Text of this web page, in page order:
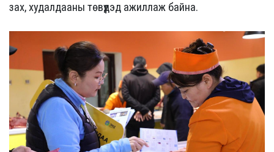
зах, худалдааны төвүүдэд ажиллаж байна.